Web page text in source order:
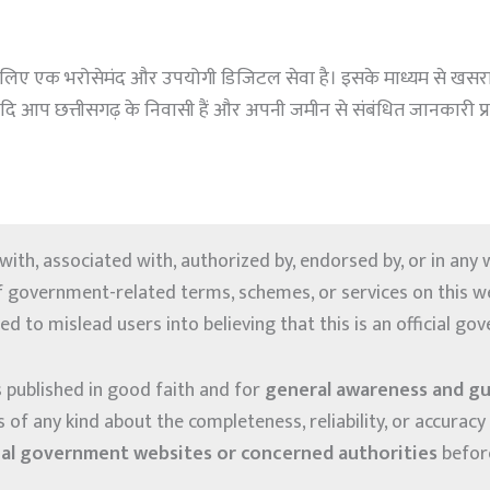
एक भरोसेमंद और उपयोगी डिजिटल सेवा है। इसके माध्यम से
आप छत्तीसगढ़ के निवासी हैं और अपनी जमीन से संबंधित जानकारी
associated with, authorized by, endorsed by, or in
related terms, schemes, or services on this
to mislead users into believing that this is an official
in good faith and forgeneral awareness and
any kind about the completeness, reliability, or
government websites or concerned authorities